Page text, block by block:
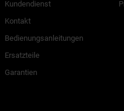
Kundendienst
Kontakt
Bedienungsanleitungen
Ersatzteile
Garantien